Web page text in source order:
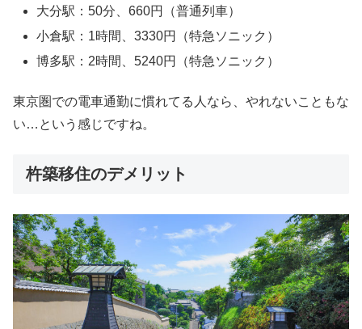
大分駅：50分、660円（普通列車）
小倉駅：1時間、3330円（特急ソニック）
博多駅：2時間、5240円（特急ソニック）
東京圏での電車通勤に慣れてる人なら、やれないこともな
い…という感じですね。
杵築移住のデメリット